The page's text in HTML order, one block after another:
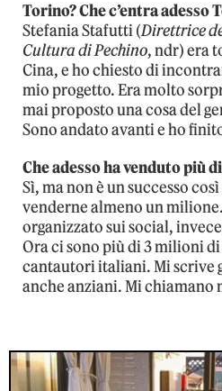
Torino? Che c’entra adesso
Stefania Stafutti (Direttrice
Cultura di Pechino, ndr) era
Cina, e ho chiesto di
mio progetto. Era molto
mai proposto una cosa del
Sono andato avanti e ho
Che adesso ha venduto più
Sì, ma non è un successo
venderne almeno un
organizzato sui social,
Ora ci sono più di 3 milioni
cantautori italiani. Mi scrive
anche anziani. Mi chiamano